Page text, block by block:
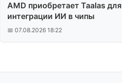
AMD приобретает Taalas для
интеграции ИИ в чипы
📅 07.08.2026 18:22